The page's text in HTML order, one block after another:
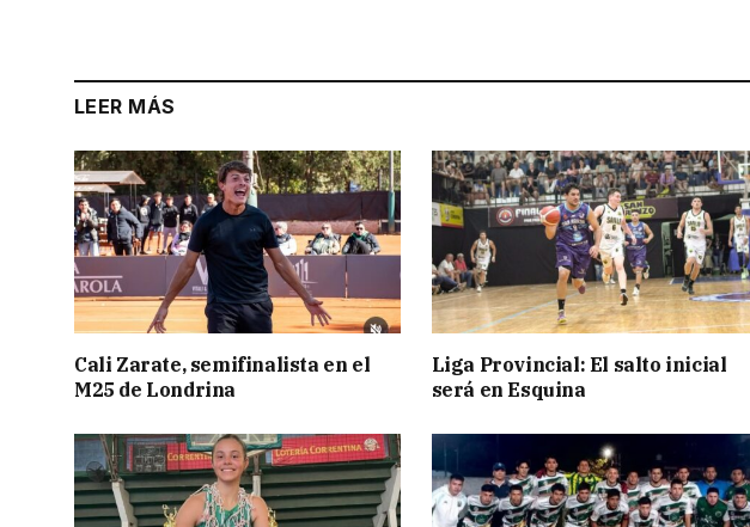
LEER MÁS
Cali Zarate, semifinalista en el
M25 de Londrina
Liga Provincial: El salto inicial
será en Esquina